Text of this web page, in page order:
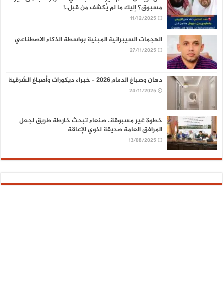
مسبوق؟ إليك ما لم يُكشف من قبل..!
11/12/2025
الهجمات السيبرانية المبنية بواسطة الذكاء الاصطناعي
27/11/2025
دهان وصباغ الدمام 2026 – خبراء ديكورات وأصباغ الشرقية
24/11/2025
خطوة غير مسبوقة.. صنعاء تبحث خارطة طريق لجعل
المرافق العامة صديقة لذوي الإعاقة
13/08/2025